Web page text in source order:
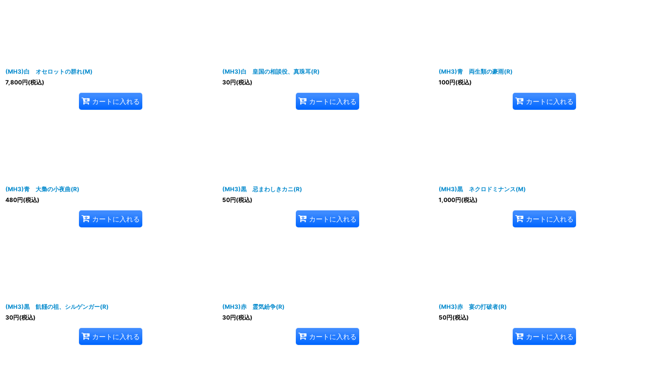
(MH3)白 オセロットの群れ(M)
7,800円(税込)
カートに入れる
(MH3)白 皇国の相談役、真珠耳(R)
30円(税込)
カートに入れる
(MH3)青 両生類の豪雨(R)
100円(税込)
カートに入れる
(MH3)青 大梟の小夜曲(R)
480円(税込)
カートに入れる
(MH3)黒 忌まわしきカニ(R)
50円(税込)
カートに入れる
(MH3)黒 ネクロドミナンス(M)
1,000円(税込)
カートに入れる
(MH3)黒 飢饉の祖、シルゲンガー(R)
30円(税込)
カートに入れる
(MH3)赤 霊気紛争(R)
30円(税込)
カートに入れる
(MH3)赤 宴の打破者(R)
50円(税込)
カートに入れる